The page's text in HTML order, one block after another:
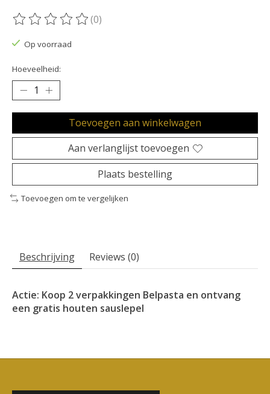
De beoordeling van dit product is
(0)
Op voorraad
Hoeveelheid:
Toevoegen aan winkelwagen
Aan verlanglijst toevoegen
Plaats bestelling
Toevoegen om te vergelijken
Beschrijving Reviews (0)
Actie: Koop 2 verpakkingen Belpasta en ontvang
een gratis houten sauslepel